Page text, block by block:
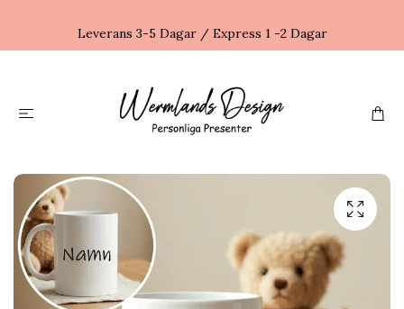
Leverans 3-5 Dagar / Express 1 -2 Dagar